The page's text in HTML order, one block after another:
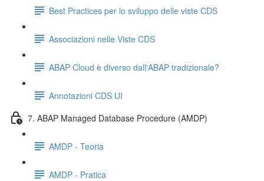
Best Practices per lo sviluppo delle viste CDS
Associazioni nelle Viste CDS
ABAP Cloud è diverso dall'ABAP tradizionale?
Annotazioni CDS UI
7. ABAP Managed Database Procedure (AMDP)
AMDP - Teoria
AMDP - Pratica